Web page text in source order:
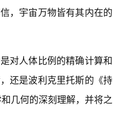
，宇宙万物皆有其内在的
对人体比例的精确计算和
还是波利克里托斯的《持
几何的深刻理解，并将之